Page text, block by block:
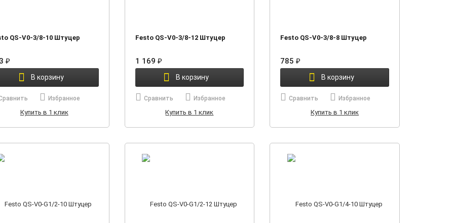
QS-V0-3/8-10 Штуцер
₽
В корзину
Избранное
Купить в 1 клик
Festo QS-V0-3/8-12 Штуцер
1 169 ₽
В корзину
Сравнить Избранное
Купить в 1 клик
Festo QS-V0-3/8-8 Штуцер
785₽
В корзину
Сравнить Избранное
Купить в 1 клик